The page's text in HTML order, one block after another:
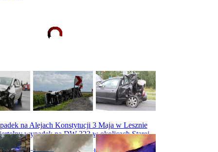
na Alejach Konstytucji 3 Maja w Lesznie
wypadek na DW 323 w okolicach Starej
więcej...